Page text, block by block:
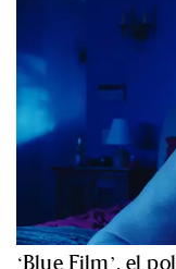
‘Blue Film’, el